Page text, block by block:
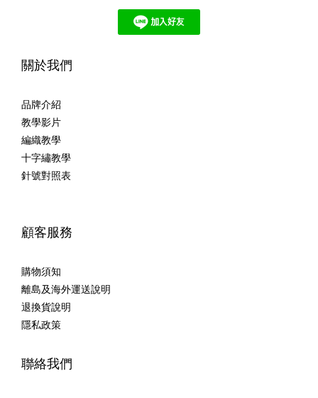
關於我們
品牌介紹
教學影片
編織教學
十字繡教學
針號對照表
顧客服務
購物須知
離島及海外運送說明
退換貨說明
隱私政策
聯絡我們